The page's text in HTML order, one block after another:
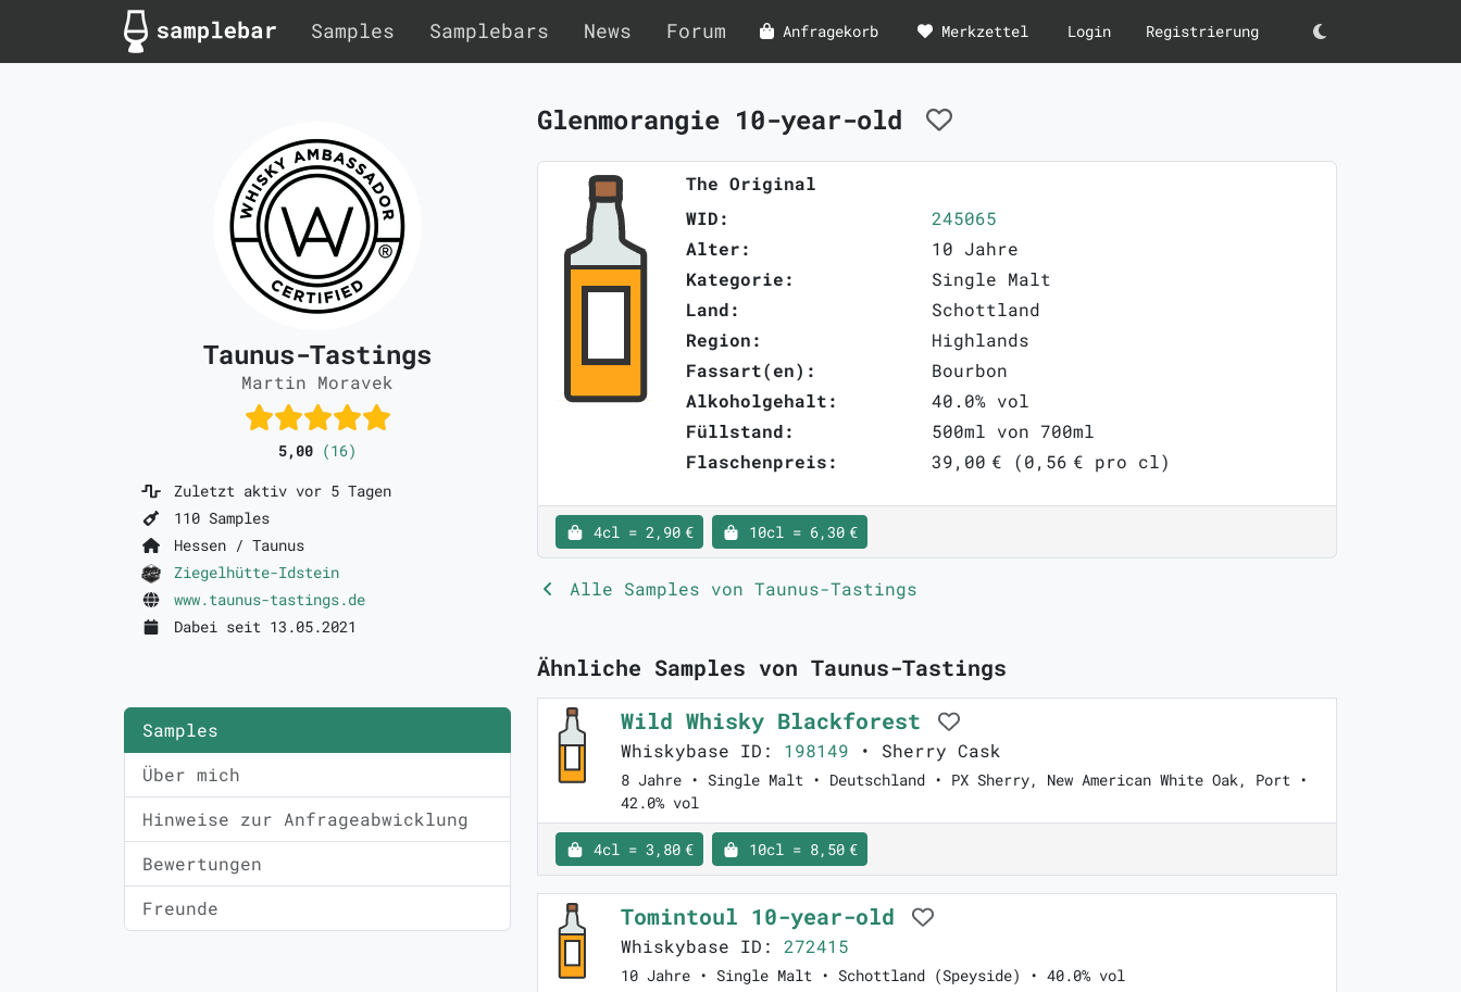
Samples Samplebars News Forum Anfragekorb Merkzettel Login Registrierung Darkmode
Taunus-Tastings
Martin Moravek
5,00 (16)
Zuletzt aktiv vor 5 Tagen
110 Samples
Hessen / Taunus
Ziegelhütte-Idstein
www.taunus-tastings.de
Dabei seit 13.05.2021
Samples
Über mich
Hinweise zur Anfrageabwicklung
Bewertungen
Freunde
Glenmorangie 10-year-old
The Original
WID:
245065
Alter:
10 Jahre
Kategorie:
Single Malt
Land:
Schottland
Region:
Highlands
Fassart(en):
Bourbon
Alkoholgehalt:
40.0% vol
Füllstand:
500ml von 700ml
Flaschenpreis:
39,00 € (0,56 € pro cl)
4cl = 2,90 € 10cl = 6,30 €
Alle Samples von Taunus-Tastings
Ähnliche Samples von Taunus-Tastings
Wild Whisky Blackforest
Whiskybase ID: 198149 • Sherry Cask
8 Jahre • Single Malt • Deutschland • PX Sherry, New American White Oak, Port •
42.0% vol
4cl = 3,80 € 10cl = 8,50 €
Tomintoul 10-year-old
Whiskybase ID: 272415
10 Jahre • Single Malt • Schottland (Speyside) • 40.0% vol